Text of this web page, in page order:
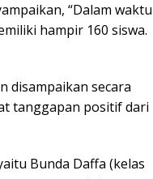
“Dalam waktu
hampir 160 siswa.
disampaikan secara
tanggapan positif dari
Bunda Daffa (kelas